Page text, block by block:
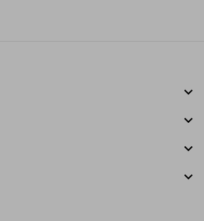



